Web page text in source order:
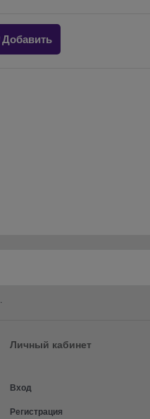
Добавить
Личный кабинет
Вход
Регистрация